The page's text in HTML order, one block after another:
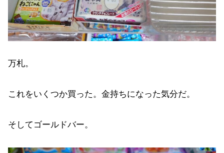
万札。
これをいくつか買った。金持ちになった気分だ。
そしてゴールドバー。